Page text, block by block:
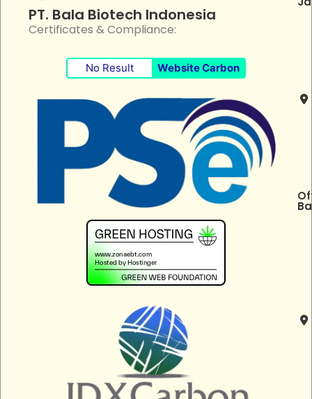
PT. Bala Biotech Indonesia
Certificates & Compliance:
No Result Website Carbon